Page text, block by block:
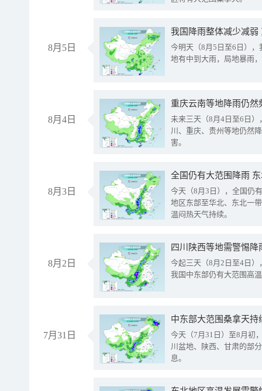
8月5日
我国降雨整体减少减弱
今明天（8月5日至6日）
地有中到大雨，局地暴雨
8月4日
重庆云南等地降雨仍然
未来三天（8月4日至6日
川、重庆、贵州等地仍然
害。
8月3日
全国仍有大范围降雨
今天（8月3日），全国仍
地区东部至华北、东北一
温闷热天气持续。
8月2日
今起三天（8月2日至4日
我国中东部仍有大范围高
7月31日
中东部大范围桑拿天
今天（7月31日）至8月初
川盆地、陕西、甘肃的部
息。